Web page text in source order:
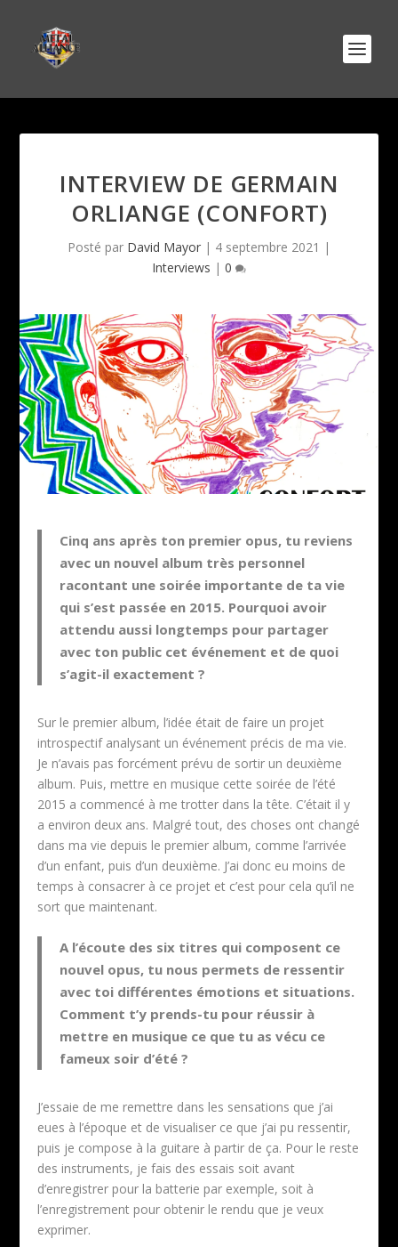
INTERVIEW DE GERMAIN
ORLIANGE (CONFORT)
Posté par David Mayor | 4 septembre 2021 |
Interviews | 0
Cinq ans après ton premier opus, tu reviens
avec un nouvel album très personnel
racontant une soirée importante de ta vie
qui s’est passée en 2015. Pourquoi avoir
attendu aussi longtemps pour partager
avec ton public cet événement et de quoi
s’agit-il exactement ?
Sur le premier album, l’idée était de faire un projet
introspectif analysant un événement précis de ma vie.
Je n’avais pas forcément prévu de sortir un deuxième
album. Puis, mettre en musique cette soirée de l’été
2015 a commencé à me trotter dans la tête. C’était il y
a environ deux ans. Malgré tout, des choses ont changé
dans ma vie depuis le premier album, comme l’arrivée
d’un enfant, puis d’un deuxième. J’ai donc eu moins de
temps à consacrer à ce projet et c’est pour cela qu’il ne
sort que maintenant.
A l’écoute des six titres qui composent ce
nouvel opus, tu nous permets de ressentir
avec toi différentes émotions et situations.
Comment t’y prends-tu pour réussir à
mettre en musique ce que tu as vécu ce
fameux soir d’été ?
J’essaie de me remettre dans les sensations que j’ai
eues à l’époque et de visualiser ce que j’ai pu ressentir,
puis je compose à la guitare à partir de ça. Pour le reste
des instruments, je fais des essais soit avant
d’enregistrer pour la batterie par exemple, soit à
l’enregistrement pour obtenir le rendu que je veux
exprimer.